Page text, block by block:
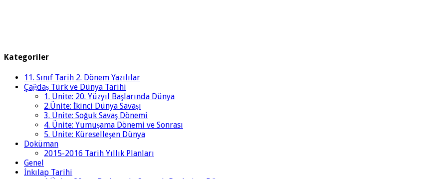
Kategoriler
11. Sınıf Tarih 2. Dönem Yazılılar
Çağdaş Türk ve Dünya Tarihi
1. Ünite: 20. Yüzyıl Başlarında Dünya
2.Ünite: İkinci Dünya Savaşı
3. Ünite: Soğuk Savaş Dönemi
4. Ünite: Yumuşama Dönemi ve Sonrası
5. Ünite: Küreselleşen Dünya
Doküman
2015-2016 Tarih Yıllık Planları
Genel
İnkılap Tarihi